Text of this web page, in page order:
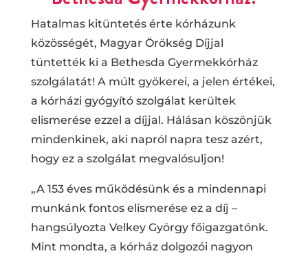
Hatalmas kitüntetés érte kórházunk
közösségét, Magyar Örökség Díjjal
tüntették ki a Bethesda Gyermekkórház
szolgálatát! A múlt gyökerei, a jelen értékei,
a kórházi gyógyító szolgálat kerültek
elismerése ezzel a díjjal. Hálásan köszönjük
mindenkinek, aki napról napra tesz azért,
hogy ez a szolgálat megvalósuljon!
„A 153 éves működésünk és a mindennapi
munkánk fontos elismerése ez a díj –
hangsúlyozta Velkey György főigazgatónk.
Mint mondta, a kórház dolgozói nagyon